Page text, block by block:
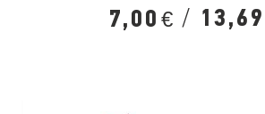
7,00 € / 13,69